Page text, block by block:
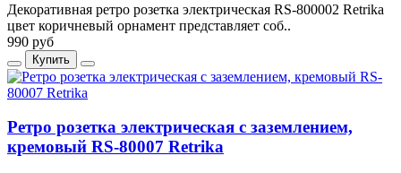
Декоративная ретро розетка электрическая RS-800002 Retrika
цвет коричневый орнамент представляет соб..
990 руб
Купить
Ретро розетка электрическая с заземлением,
кремовый RS-80007 Retrika